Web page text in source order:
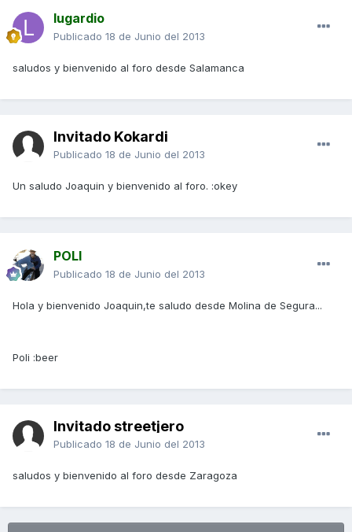
lugardio
Publicado 18 de Junio del 2013
saludos y bienvenido al foro desde Salamanca
Invitado Kokardi
Publicado 18 de Junio del 2013
Un saludo Joaquin y bienvenido al foro. :okey
POLI
Publicado 18 de Junio del 2013
Hola y bienvenido Joaquin,te saludo desde Molina de Segura...
Poli :beer
Invitado streetjero
Publicado 18 de Junio del 2013
saludos y bienvenido al foro desde Zaragoza